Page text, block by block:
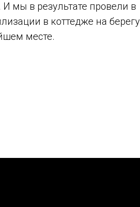
И мы в результате провели в
в коттедже на берегу
месте.